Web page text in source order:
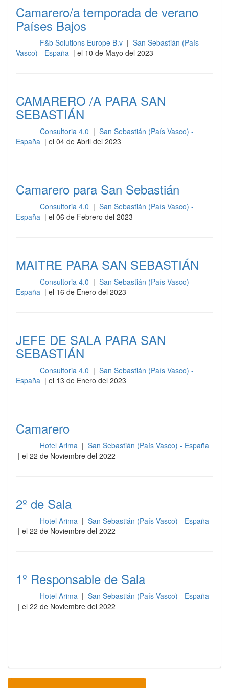
Camarero/a temporada de verano
Países Bajos
F&b Solutions Europe B.v | San Sebastián (País
Vasco) - España | el 10 de Mayo del 2023
CAMARERO /A PARA SAN
SEBASTIÁN
Consultoria 4.0 | San Sebastián (País Vasco) -
España | el 04 de Abril del 2023
Camarero para San Sebastián
Consultoria 4.0 | San Sebastián (País Vasco) -
España | el 06 de Febrero del 2023
MAITRE PARA SAN SEBASTIÁN
Consultoria 4.0 | San Sebastián (País Vasco) -
España | el 16 de Enero del 2023
JEFE DE SALA PARA SAN
SEBASTIÁN
Consultoria 4.0 | San Sebastián (País Vasco) -
España | el 13 de Enero del 2023
Camarero
Hotel Arima | San Sebastián (País Vasco) - España
| el 22 de Noviembre del 2022
2º de Sala
Hotel Arima | San Sebastián (País Vasco) - España
| el 22 de Noviembre del 2022
1º Responsable de Sala
Hotel Arima | San Sebastián (País Vasco) - España
| el 22 de Noviembre del 2022